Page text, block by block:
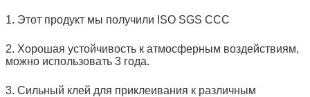
1. Этот продукт мы получили ISO SGS CCC
2. Хорошая устойчивость к атмосферным воздействиям,
можно использовать 3 года.
3. Сильный клей для приклеивания к различным